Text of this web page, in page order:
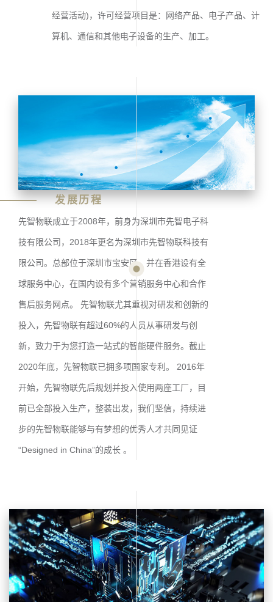
经营活动)，许可经营项目是：网络产品、电子产品、计
算机、通信和其他电子设备的生产、加工。
发展历程
先智物联成立于2008年，前身为深圳市先智电子科
技有限公司，2018年更名为深圳市先智物联科技有
限公司。总部位于深圳市宝安区，并在香港设有全
球服务中心，在国内设有多个营销服务中心和合作
售后服务网点。 先智物联尤其重视对研发和创新的
投入，先智物联有超过60%的人员从事研发与创
新，致力于为您打造一站式的智能硬件服务。截止
2020年底，先智物联已拥多项国家专利。 2016年
开始，先智物联先后规划并投入使用两座工厂，目
前已全部投入生产，整装出发，我们坚信，持续进
步的先智物联能够与有梦想的优秀人才共同见证
“Designed in China”的成长 。